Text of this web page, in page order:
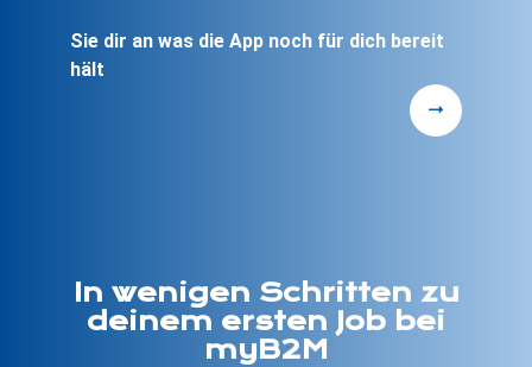
Sie dir an was die App noch für dich bereit
hält
In wenigen Schritten zu
deinem ersten Job bei
myB2M